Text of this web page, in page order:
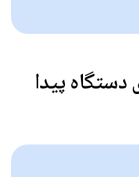
دستگاه پیدا